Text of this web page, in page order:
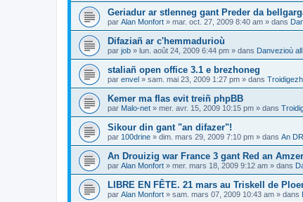
Geriadur ar stlenneg gant Preder da
par Alan Monfort » mar. oct. 27, 2009 8:40 am » dans
Difaziañ ar c'hemmadurioù
par job » lun. août 24, 2009 6:44 pm » dans Danvezioù
staliañ open office 3.1 e brezhoneg
par envel » sam. mai 23, 2009 1:27 pm » dans
Kemer ma flas evit treiñ phpBB
par Malo-net » mer. avr. 15, 2009 10:15 pm » dans
Sikour din gant "an difazer"!
par 100drine » dim. mars 29, 2009 7:10 pm » dans An
An Drouizig war France 3 gant Red an Amzer
par Alan Monfort » mer. mars 18, 2009 9:12 am » dans
LIBRE EN FÊTE. 21 mars au Triskell de
par Alan Monfort » sam. mars 07, 2009 10:43 am » dans